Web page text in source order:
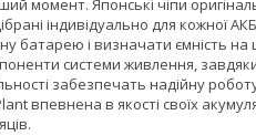
момент. Японські чіпи
індивідуально для кожної
батарею і визначати ємність на
системи живлення,
забезпечать надійну
впевнена в якості своїх